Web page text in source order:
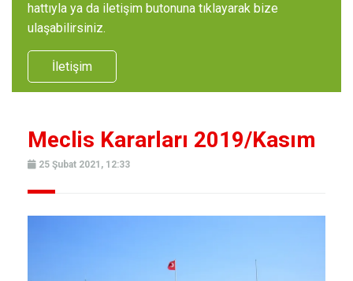
hattıyla ya da iletişim butonuna tıklayarak bize
ulaşabilirsiniz.
İletişim
Meclis Kararları 2019/Kasım
25 Şubat 2021, 12:33